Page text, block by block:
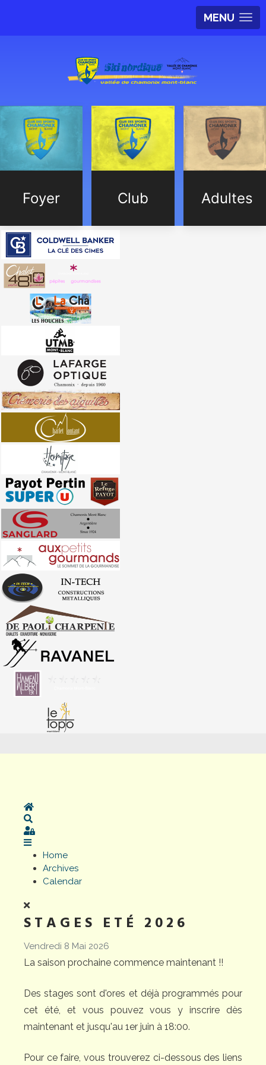
MENU
Foyer Club Adultes
Home
Sign In
Home
Archives
Calendar
STAGES ETÉ 2026
Vendredi 8 Mai 2026
La saison prochaine commence maintenant !!
Des stages sont d'ores et déjà programmés pour
cet été, et vous pouvez vous y inscrire dès
maintenant et jusqu'au 1er juin à 18:00.
Pour ce faire, vous trouverez ci-dessous des liens